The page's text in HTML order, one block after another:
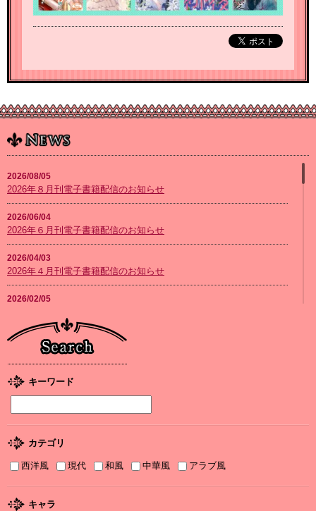
2026/08/05
2026年８月刊電子書籍配信のお知らせ
2026/06/04
2026年６月刊電子書籍配信のお知らせ
2026/04/03
2026年４月刊電子書籍配信のお知らせ
2026/02/05
2026/01/08
2026年１月刊電子書籍配信のお知らせ
2025/12/04
2025年12月刊電子書籍配信のお知らせ
『打算婚 未亡人になりかけましたがヤンデレ実業家の愛され妻に
なりました』お詫びと訂正
書泉2025年TLフェア Sonyaコミックス参加サイン色紙ちらっと見
せ♡
キーワード
カテゴリ
西洋風 現代 和風 中華風 アラブ風
キャラ